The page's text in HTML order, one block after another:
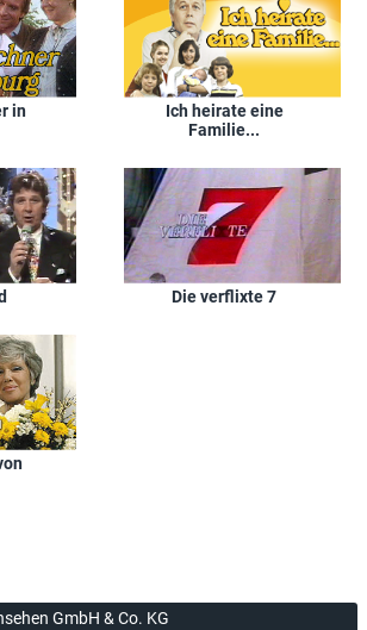
in
Ich heirate eine
Familie...
Die verflixte 7
GmbH & Co. KG